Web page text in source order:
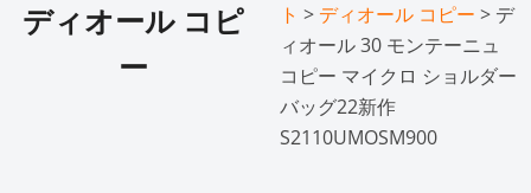
ディオール コピ
ー
ト > ディオール コピー > デ
ィオール 30 モンテーニュ
コピー マイクロ ショルダー
バッグ22新作
S2110UMOSM900